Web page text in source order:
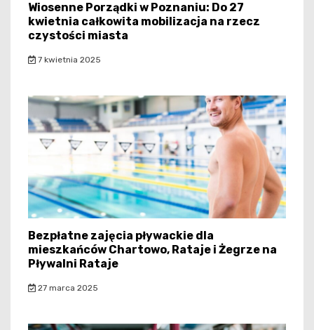
Wiosenne Porządki w Poznaniu: Do 27
kwietnia całkowita mobilizacja na rzecz
czystości miasta
7 kwietnia 2025
Bezpłatne zajęcia pływackie dla
mieszkańców Chartowo, Rataje i Żegrze na
Pływalni Rataje
27 marca 2025